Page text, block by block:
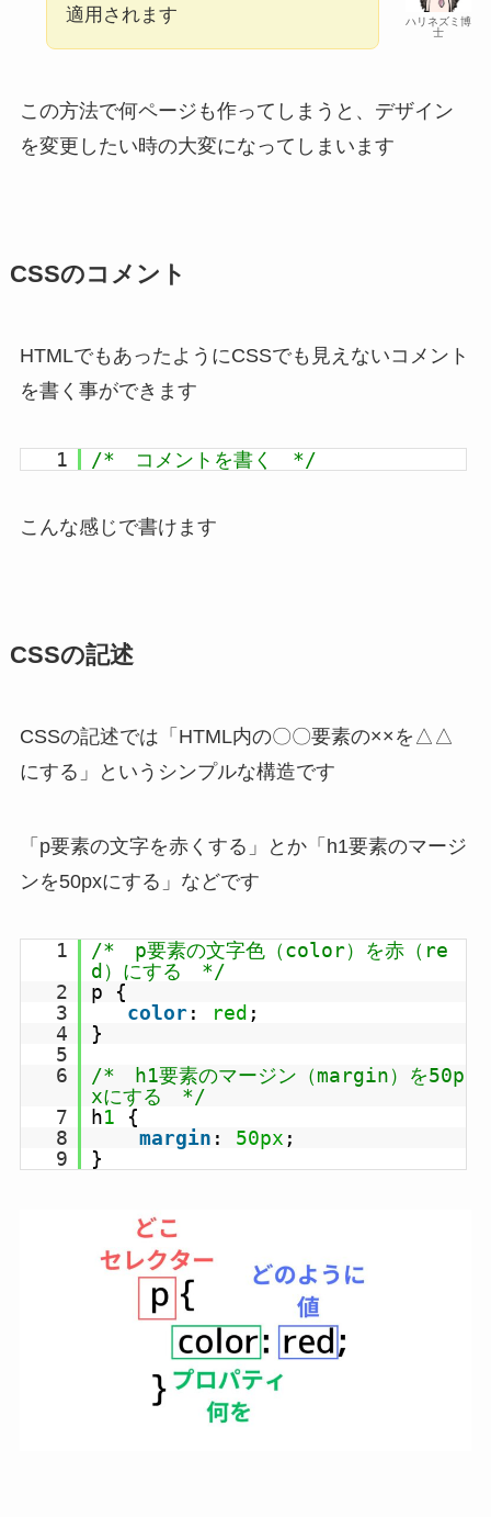
ハリネズミ博
士
適用されます
この方法で何ページも作ってしまうと、デザイン
を変更したい時の大変になってしまいます
CSSのコメント
HTMLでもあったようにCSSでも見えないコメント
を書く事ができます
1 /* コメントを書く */
こんな感じで書けます
CSSの記述
CSSの記述では「HTML内の〇〇要素の××を△△
にする」というシンプルな構造です
「p要素の文字を赤くする」とか「h1要素のマージ
ンを50pxにする」などです
1
/* p要素の文字色（color）を赤（re
d）にする */
2
p {
3
color: red ;
4
}
5
6
/* h1要素のマージン（margin）を50p
xにする */
7
h1
{
8
margin : 50px ;
9
}